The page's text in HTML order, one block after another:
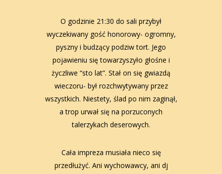
O godzinie 21:30 do sali przybył
wyczekiwany gość honorowy- ogromny,
pyszny i budzący podziw tort. Jego
pojawieniu się towarzyszyło głośne i
życzliwe “sto lat”. Stał on się gwiazdą
wieczoru- był rozchwytywany przez
wszystkich. Niestety, ślad po nim zaginął,
a trop urwał się na porzuconych
talerzykach deserowych.
Cała impreza musiała nieco się
przedłużyć. Ani wychowawcy, ani dj